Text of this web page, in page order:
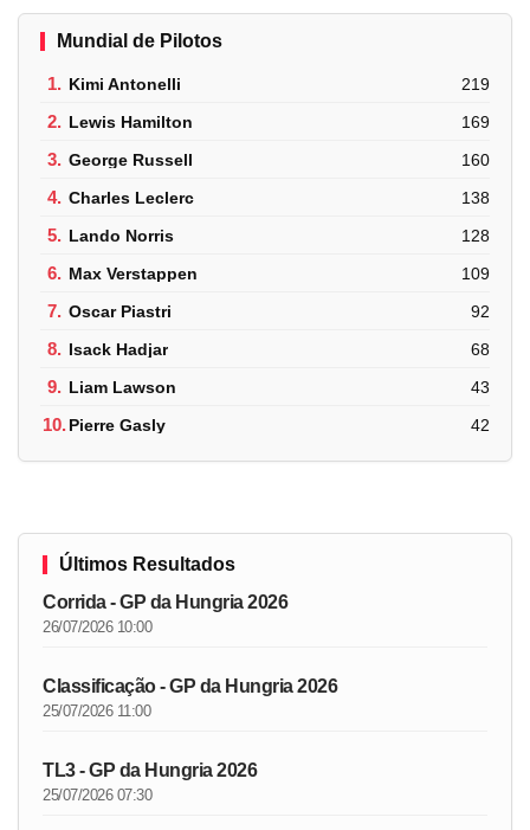
Mundial de Pilotos
1. Kimi Antonelli 219
2. Lewis Hamilton 169
3. George Russell 160
4. Charles Leclerc 138
5. Lando Norris 128
6. Max Verstappen 109
7. Oscar Piastri 92
8. Isack Hadjar 68
9. Liam Lawson 43
10.Pierre Gasly 42
Últimos Resultados
Corrida - GP da Hungria 2026
26/07/2026 10:00
Classificação - GP da Hungria 2026
25/07/2026 11:00
TL3 - GP da Hungria 2026
25/07/2026 07:30